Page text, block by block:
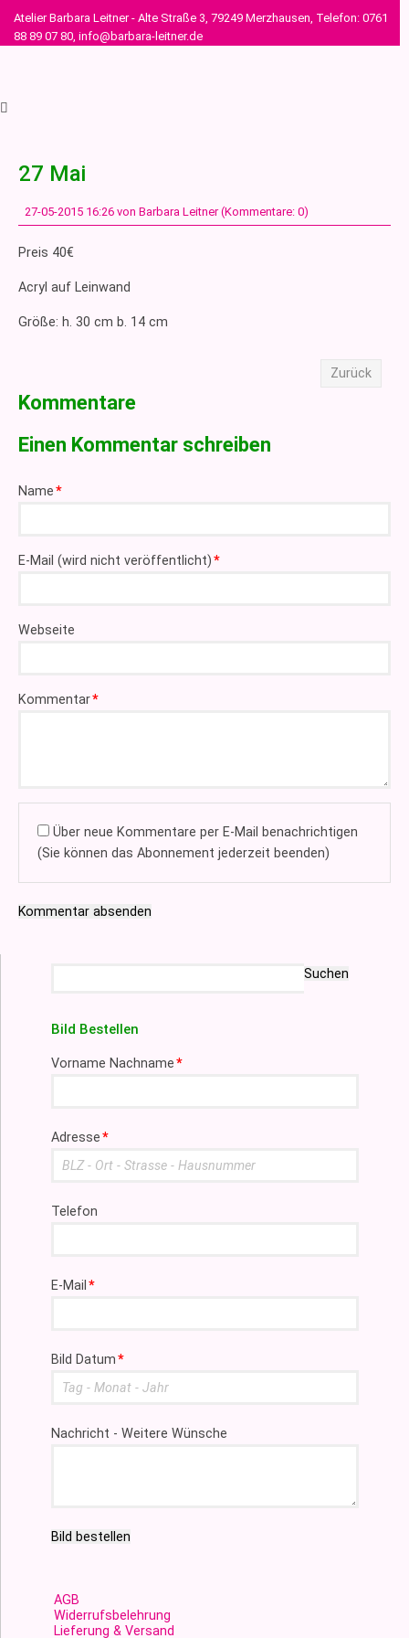
Atelier Barbara Leitner - Alte Straße 3, 79249 Merzhausen, Telefon: 0761
88 89 07 80, info@barbara-leitner.de
27 Mai
27-05-2015 16:26 von Barbara Leitner (Kommentare: 0)
Preis 40€
Acryl auf Leinwand
Größe: h. 30 cm b. 14 cm
Zurück
Kommentare
Einen Kommentar schreiben
Pflichtfeld
Name*
Pflichtfeld
E-Mail (wird nicht veröffentlicht)*
Webseite
Pflichtfeld
Kommentar*
Über neue Kommentare per E-Mail benachrichtigen
(Sie können das Abonnement jederzeit beenden)
Kommentar absenden
Suchen
Bild Bestellen
Pflichtfeld
Vorname Nachname*
Pflichtfeld
Adresse*
Telefon
Pflichtfeld
E-Mail*
Pflichtfeld
Bild Datum*
Nachricht - Weitere Wünsche
Bild bestellen
AGB
Widerrufsbelehrung
Lieferung & Versand